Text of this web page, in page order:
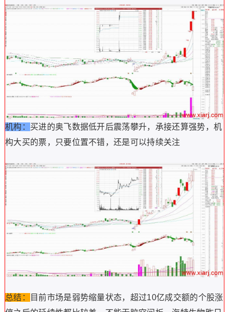
机构： 买进的奥飞数据低开后震荡攀升，承接还算强势，机
构大买的票，只要位置不错，还是可以持续关注
总结：
目前市场是弱势缩量状态，超过10亿成交额的个股涨